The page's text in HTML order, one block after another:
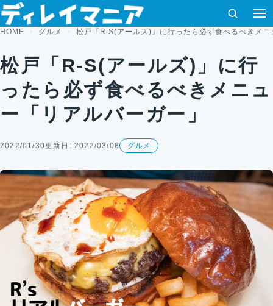
コンテンツへスキップ
検索
HOME グルメ 松戸「R-S(アールズ)」に行ったら必ず食べるべきメ
松戸「R-S(アールズ)」に行
ったら必ず食べるべきメニュ
ー「リアルバーガー」
2022/01/30更新日: 2022/03/08 グルメ